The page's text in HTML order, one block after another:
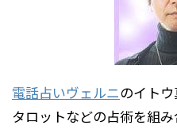
電話占いヴェルニのイト
タロットなどの占術を組